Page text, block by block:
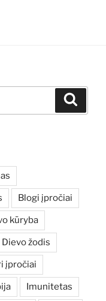
Blogi įpročiai
kūryba
Dievo žodis
įpročiai
Imunitetas